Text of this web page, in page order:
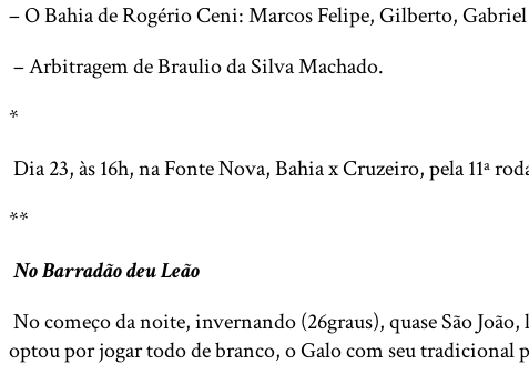
– O Bahia de Rogério Ceni: Marcos Felipe, Gilberto,
– Arbitragem de Braulio da Silva Machado.
*
Dia 23, às 16h, na Fonte Nova, Bahia x Cruzeiro, pela 11ª
**
No Barradão deu Leão
No começo da noite, invernando (26graus), quase São
optou por jogar todo de branco, o Galo com seu tradicional